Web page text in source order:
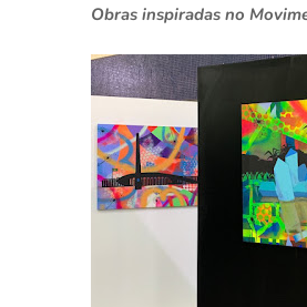
Obras inspiradas no